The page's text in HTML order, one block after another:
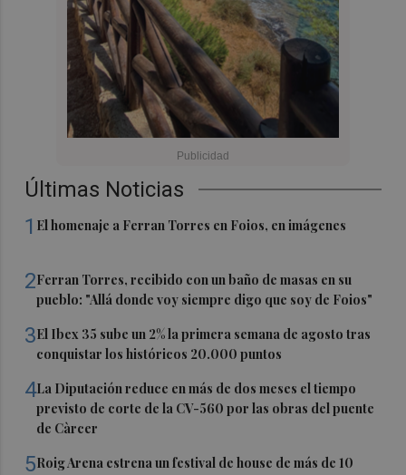
Últimas Noticias
1 El homenaje a Ferran Torres en Foios, en imágenes
2Ferran Torres, recibido con un baño de masas en su
pueblo: "Allá donde voy siempre digo que soy de Foios"
3El Ibex 35 sube un 2% la primera semana de agosto tras
conquistar los históricos 20.000 puntos
4La Diputación reduce en más de dos meses el tiempo
previsto de corte de la CV-560 por las obras del puente
de Càrcer
5Roig Arena estrena un festival de house de más de 10